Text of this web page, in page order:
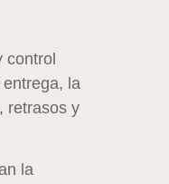
control
la
retrasos y
la